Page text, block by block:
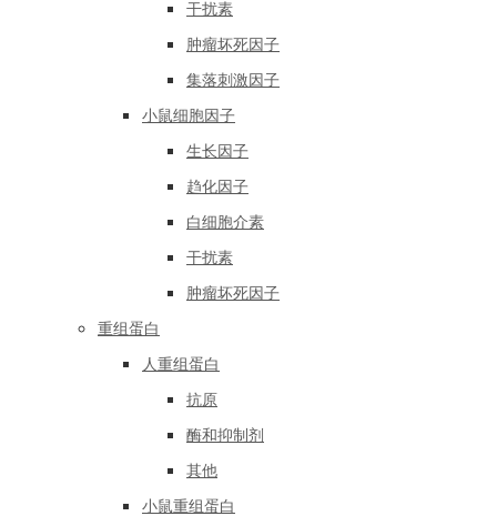
干扰素
肿瘤坏死因子
集落刺激因子
小鼠细胞因子
生长因子
趋化因子
白细胞介素
干扰素
肿瘤坏死因子
重组蛋白
人重组蛋白
抗原
酶和抑制剂
其他
小鼠重组蛋白